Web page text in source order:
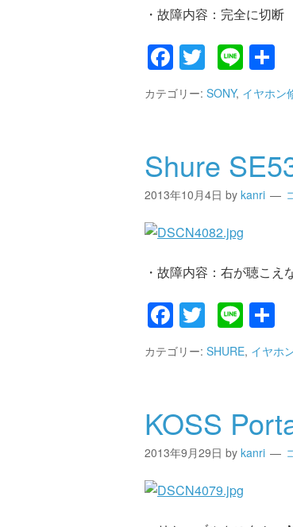
・故障内容：完全に切
Facebook
Twitter
Line
カテゴリー: SONY, イヤホン
Shure
2013年10月4日 by kanri
・故障内容：右が聴こ
Facebook
Twitter
Line
カテゴリー: SHURE, イヤホ
KOSS
2013年9月29日 by kanri